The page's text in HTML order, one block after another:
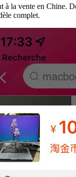
la vente en Chine.
complet.